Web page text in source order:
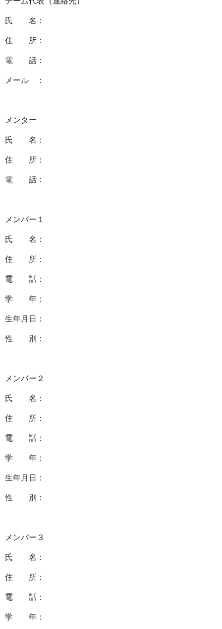
氏 名：
住 所：
電 話：
メール ：
メンター
氏 名：
住 所：
電 話：
メンバー１
氏 名：
住 所：
電 話：
学 年：
生年月日：
性 別：
メンバー２
氏 名：
住 所：
電 話：
学 年：
生年月日：
性 別：
メンバー３
氏 名：
住 所：
電 話：
学 年：